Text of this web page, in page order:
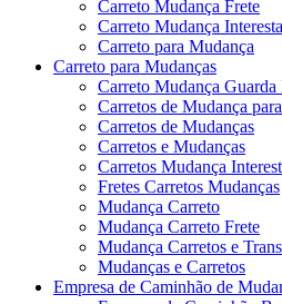
Carreto Mudança Frete
Carreto Mudança
Carreto para Mudança
Carreto para Mudanças
Carreto Mudança
Carretos de Mudança
Carretos de Mudanças
Carretos e Mudanças
Carretos Mudança
Fretes Carretos Mudanças
Mudança Carreto
Mudança Carreto Frete
Mudança Carretos e
Mudanças e Carretos
Empresa de Caminhão de